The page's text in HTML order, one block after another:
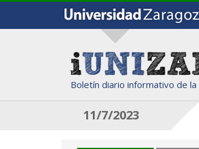
Boletín diario informativo de la
11/7/2023